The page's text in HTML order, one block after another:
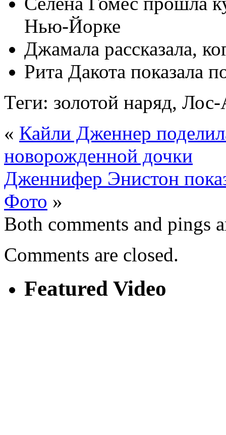
Нью-Йорке
Джамала рассказала,
Рита Дакота показала
Теги: золотой наряд,
« Кайли Дженнер
новорожденной дочки
Дженнифер Энистон
Фото »
Both comments and pings
Comments are closed.
Featured Video